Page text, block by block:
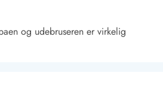
og udebruseren er virkelig